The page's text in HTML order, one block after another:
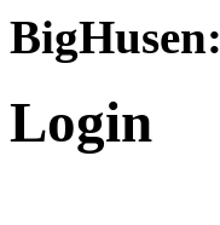
BigHusen:
Login